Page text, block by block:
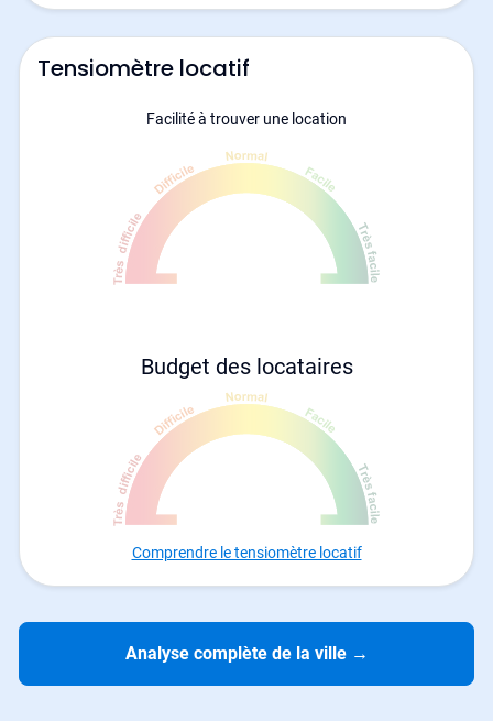
Tensiomètre locatif
Facilité à trouver une location
Budget des locataires
Comprendre le tensiomètre locatif
Analyse complète de la ville →